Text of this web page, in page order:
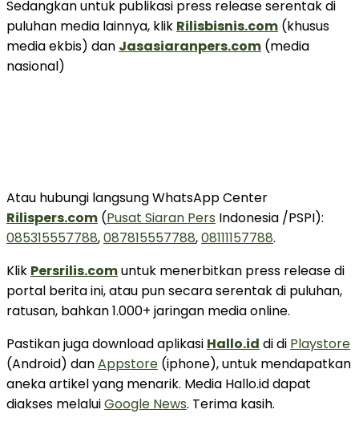
Sedangkan untuk publikasi press release serentak di
puluhan media lainnya, klik Rilisbisnis.com (khusus
media ekbis) dan Jasasiaranpers.com (media
nasional)
Atau hubungi langsung WhatsApp Center
Rilispers.com (Pusat Siaran Pers Indonesia /PSPI):
085315557788,087815557788,08111157788.
Klik Persrilis.comuntuk menerbitkan press release di
portal berita ini, atau pun secara serentak di puluhan,
ratusan, bahkan 1.000+ jaringan media online.
Pastikan juga download aplikasi Hallo.id di di Playstore
(Android) danAppstore (iphone), untuk mendapatkan
aneka artikel yang menarik. Media Hallo.id dapat
diakses melaluiGoogle News. Terima kasih.